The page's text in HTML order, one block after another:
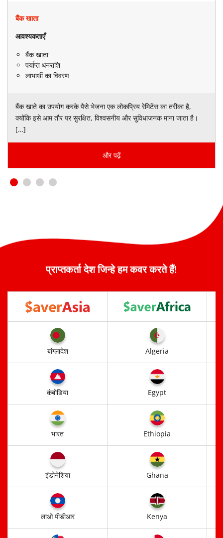
बैंक खाता
आवश्यकताएँ
बैंक खाता
पर्याप्त धनराशि
लाभार्थी का विवरण
बैंक खाते का उपयोग करके पैसे भेजना एक लोकप्रिय रेमिटेंस का तरीका है,
क्योंकि इसे आम तौर पर सुरक्षित, विश्वसनीय और सुविधाजनक माना जाता है।
[…]
और पढ़ें
प्राप्तकर्ता देश जिन्हे हम कवर करते हैं!
बांग्लादेश Algeria
कंबोडिया Egypt
भारत Ethiopia
इंडोनेशिया Ghana
लाओ पीडीआर Kenya